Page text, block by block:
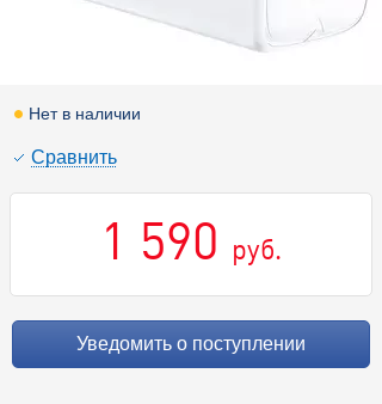
Нет в наличии
Cравнить
1 590 руб.
Уведомить о поступлении